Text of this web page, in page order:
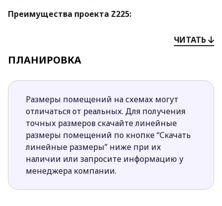
Преимущества проекта Z225:
крыша способствуют уменьшению затрат на
строительные и эксплуатационные расходы.
свободы открытого пространства.
гостиную и способствует ее лучшей
освещенности. Хотя ее можно отделить
стенной перегородкой при необходимости.
Расположение выхода на террасу рядом с
кухней способствует быстрой и удобной
организации пикника или обеда на свежем
воздухе.
Большие площади остекления обеспечивают
ЧИТАТЬ
ПЛАНИРОВКА
Размеры помещений на схемах могут
отличаться от реальных. Для получения
точных размеров скачайте линейные
размеры помещений по кнопке “Скачать
линейные размеры” ниже при их
наличии или запросите информацию у
менеджера компании.